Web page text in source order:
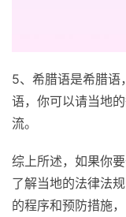
5、希腊语是希腊语
语，你可以请当地
流。
综上所述，如果你
了解当地的法律法
的程序和预防措施